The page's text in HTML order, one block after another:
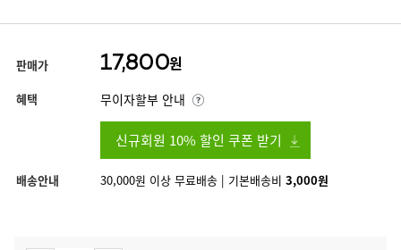
판매가 17,800원
혜택 무이자할부 안내
신규회원 10% 할인 쿠폰 받기
배송안내 30,000원 이상 무료배송 | 기본배송비 3,000원